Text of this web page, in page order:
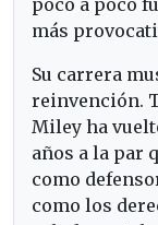
más
Su carrera
reinvención.
Miley ha
años a la par
como
como los